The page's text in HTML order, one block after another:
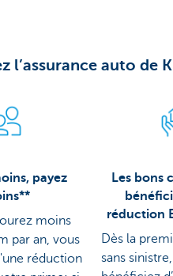
l’assurance auto de
payez
moins
par an, vous
réduction
Les bons
réduction
Dès la
sans